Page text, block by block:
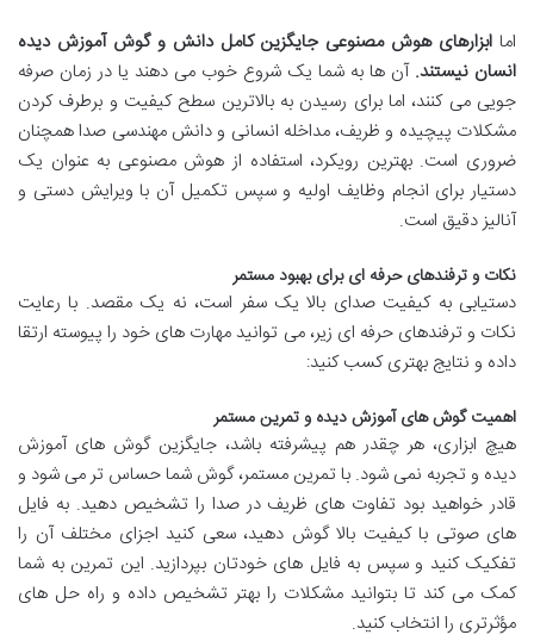
اما ابزارهای هوش مصنوعی جایگزین کامل دانش و گوش آموزش دیده
انسان نیستند. آن ها به شما یک شروع خوب می دهند یا در زمان صرفه
جویی می کنند، اما برای رسیدن به بالاترین سطح کیفیت و برطرف کردن
مشکلات پیچیده و ظریف، مداخله انسانی و دانش مهندسی صدا همچنان
ضروری است. بهترین رویکرد، استفاده از هوش مصنوعی به عنوان یک
دستیار برای انجام وظایف اولیه و سپس تکمیل آن با ویرایش دستی و
آنالیز دقیق است.
نکات و ترفندهای حرفه ای برای بهبود مستمر
دستیابی به کیفیت صدای بالا یک سفر است، نه یک مقصد. با رعایت
نکات و ترفندهای حرفه ای زیر، می توانید مهارت های خود را پیوسته ارتقا
داده و نتایج بهتری کسب کنید:
اهمیت گوش های آموزش دیده و تمرین مستمر
هیچ ابزاری، هر چقدر هم پیشرفته باشد، جایگزین گوش های آموزش
دیده و تجربه نمی شود. با تمرین مستمر، گوش شما حساس تر می شود و
قادر خواهید بود تفاوت های ظریف در صدا را تشخیص دهید. به فایل
های صوتی با کیفیت بالا گوش دهید، سعی کنید اجزای مختلف آن را
تفکیک کنید و سپس به فایل های خودتان بپردازید. این تمرین به شما
کمک می کند تا بتوانید مشکلات را بهتر تشخیص داده و راه حل های
مؤثرتری را انتخاب کنید.